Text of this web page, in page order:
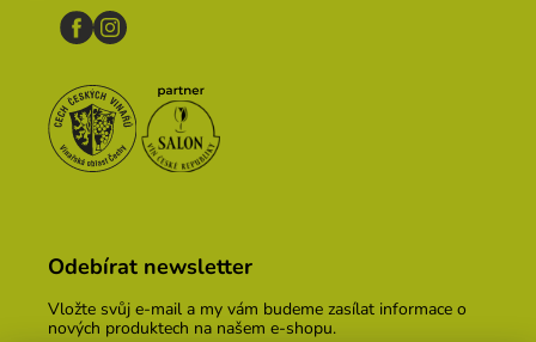
Odebírat newsletter
Vložte svůj e-mail a my vám budeme zasílat informace o
nových produktech na našem e-shopu.